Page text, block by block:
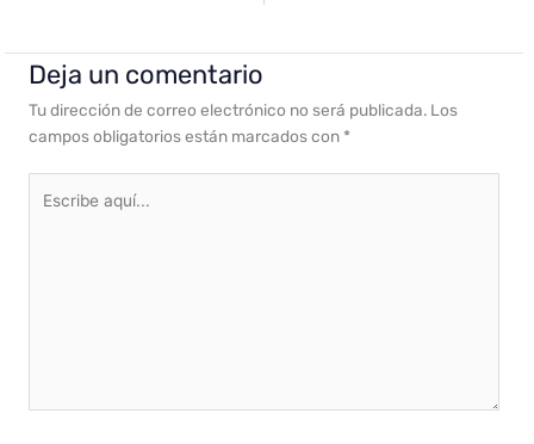
Deja un comentario
Tu dirección de correo electrónico no será publicada. Los
campos obligatorios están marcados con *
aquí...